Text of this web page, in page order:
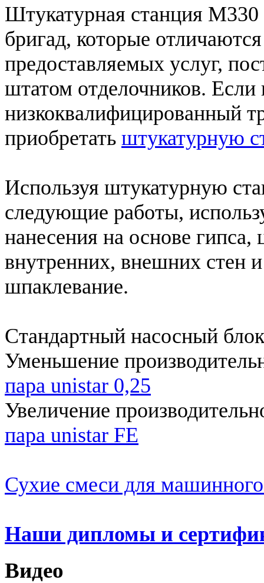
Штукатурная станция М330
бригад, которые
предоставляемых услуг,
штатом отделочников. Если
низкоквалифицированный
приобретать штукатурную
Используя штукатурную
следующие работы,
нанесения на основе
внутренних, внешних стен
шпаклевание.
Стандартный насосный
Уменьшение
пара unistar 0,25
Увеличение
пара unistar FE
Сухие смеси для
Наши дипломы и
Видео